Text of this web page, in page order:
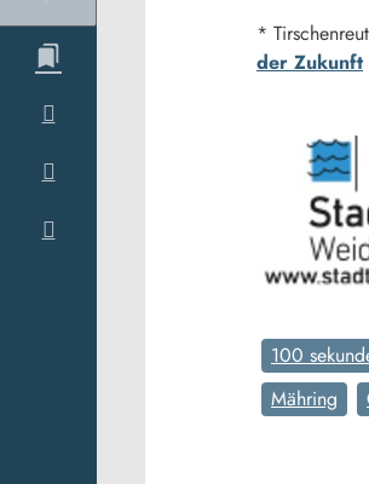
*
der Zukunft
100
Mähring